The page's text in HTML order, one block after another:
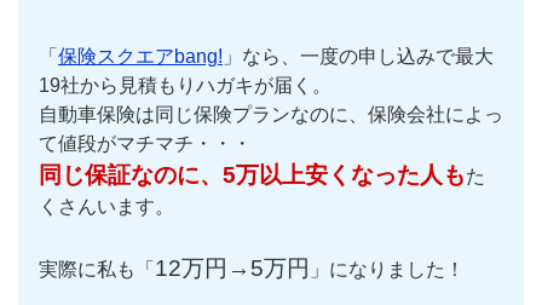
「 保険スクエアbang! 」なら、一度の申し込みで最大
19社から見積もりハガキが届く。
自動車保険は同じ保険プランなのに、保険会社によっ
て値段がマチマチ・・・
同じ保証なのに、5万以上安くなった人もた
くさんいます。
実際に私も「 12万円→5万円 」になりました！